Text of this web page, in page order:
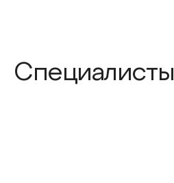
Специалисты